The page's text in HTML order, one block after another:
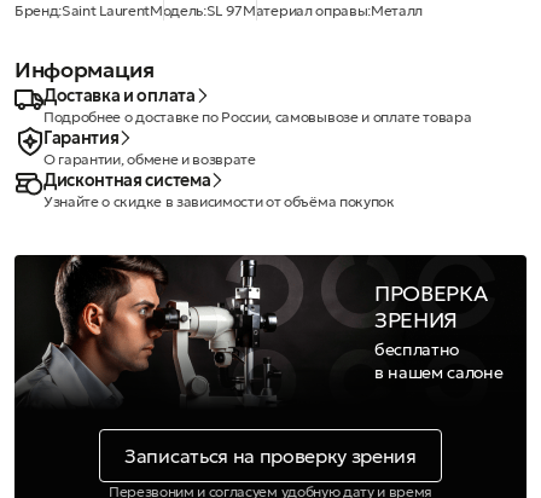
Бренд:Saint LaurentМодель:SL 97Материал оправы:Металл
Информация
Доставка и оплата
Подробнее о доставке по России, самовывозе и оплате товара
Гарантия
О гарантии, обмене и возврате
Дисконтная система
Узнайте о скидке в зависимости от объёма покупок
ПРОВЕРКА
ЗРЕНИЯ
бесплатно
в нашем салоне
Записаться на проверку зрения
Перезвоним и согласуем удобную дату и время